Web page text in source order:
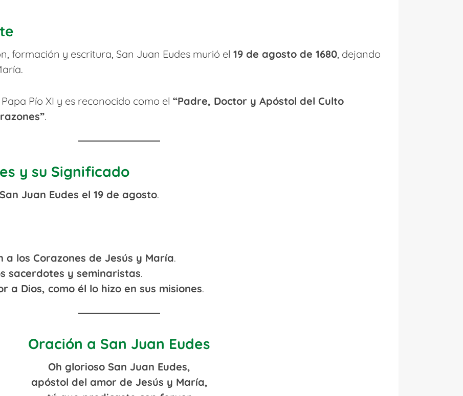
formación y escritura, San Juan Eudes murió el 19 de agosto de 1680, dejando
Pío XI y es reconocido como el “Padre, Doctor y Apóstol del Culto
.
y su Significado
Juan Eudes el 19 de agosto.
los Corazones de Jesús y María.
sacerdotes y seminaristas.
a Dios, como él lo hizo en sus misiones.
Oración a San Juan Eudes
Oh glorioso San Juan Eudes,
apóstol del amor de Jesús y María,